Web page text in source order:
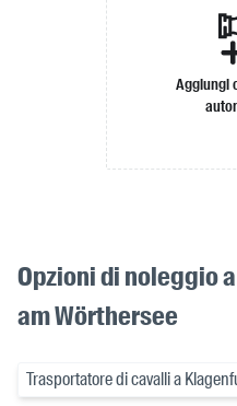
Aggiungi
Opzioni di noleggio
am Wörthersee
Trasportatore di cavalli a